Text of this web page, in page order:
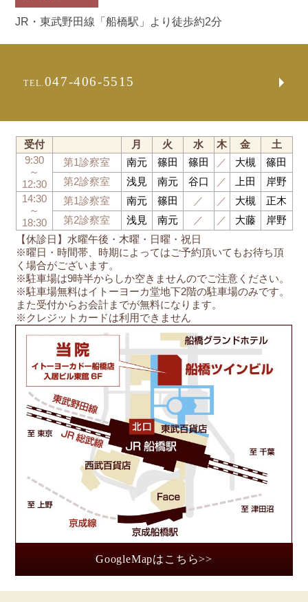
JR・東武野田線「船橋駅」より徒歩約2分
TEL. 047-406-5515
【休診日】水曜午後・木曜・日曜・祝日
※曜日・時間帯、時期によってはご予約頂いてもお待ち頂
く場合がございます。
※駐車場は9時半からしか空きませんのでご注意ください。
※駐車場無料はイトーヨーカ堂地下2階の駐車場のみです。
また受付からお会計までが無料になります。
※クレジットカードは利用できません
受付 月 火 水 木 金
土
9:30
～
12:30
第1診察室 南元 篠田 篠田 ／ 大槻
篠田
第2診察室
浅見 南元 谷口 ／ 上田
岸野
14:30
～
18:30
第1診察室 南元 篠田 ／ ／ 大槻
正木
第2診察室
浅見 南元 ／ ／ 大藤 岸野
GoogleMapはこちら>>